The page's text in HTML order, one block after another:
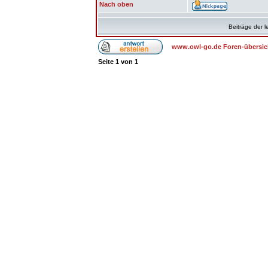
Nach oben
Beiträge der
www.owl-go.de Foren-
Seite 1 von 1